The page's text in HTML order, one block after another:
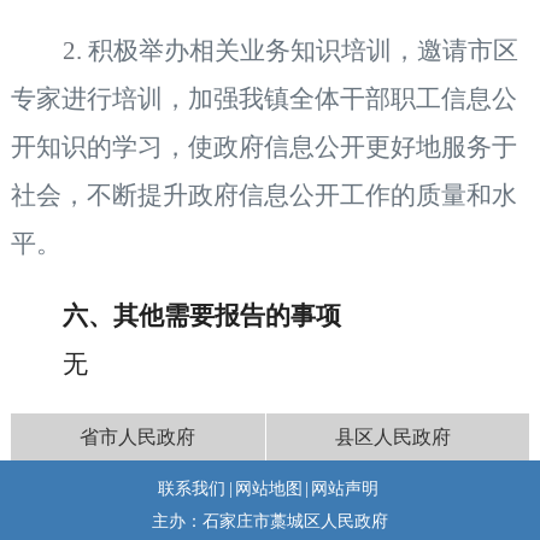
2. 积极举办相关业务知识培训，邀请市区
专家进行培训，加强我镇全体干部职工信息公
开知识的学习，使政府信息公开更好地服务于
社会，不断提升政府信息公开工作的质量和水
平。
六、其他需要报告的事项
无
省市人民政府 县区人民政府
联系我们 | 网站地图 | 网站声明
主办：石家庄市藁城区人民政府